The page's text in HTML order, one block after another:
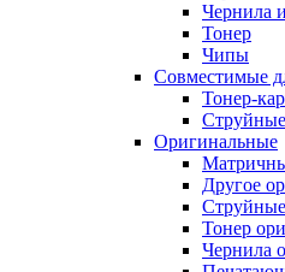
Чернила
Тонер
Чипы
Совместимые
Тонер-
Оригинальные
Другое
Тонер
Чернила